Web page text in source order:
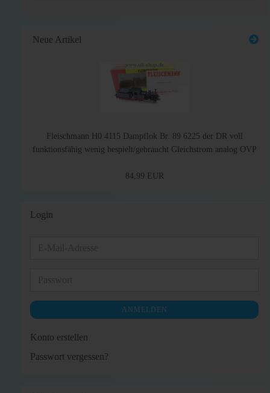
Neue Artikel
Fleischmann H0 4115 Dampflok Br. 89 6225 der DR voll
funktionsfähig wenig bespielt/gebraucht Gleichstrom analog OVP
84,99 EUR
Login
ANMELDEN
Konto erstellen
Passwort vergessen?